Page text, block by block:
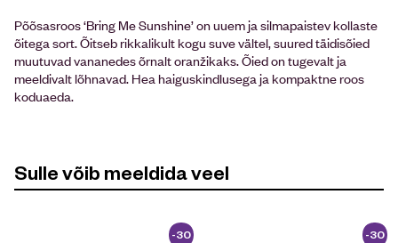
Põõsasroos ‘Bring Me Sunshine’ on uuem ja silmapaistev kollaste
õitega sort. Õitseb rikkalikult kogu suve vältel, suured täidisõied
muutuvad vananedes õrnalt oranžikaks. Õied on tugevalt ja
meeldivalt lõhnavad. Hea haiguskindlusega ja kompaktne roos
koduaeda.
Sulle võib meeldida veel
-30
-30